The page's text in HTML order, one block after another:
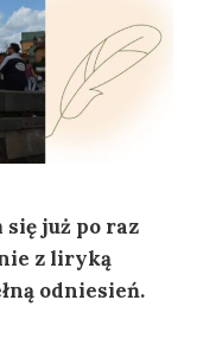
już po raz
z liryką
odniesień.